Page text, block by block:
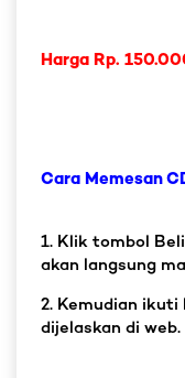
Harga Rp.
Cara Memesan
1. Klik tombol
akan langsung
2. Kemudian
dijelaskan di web.